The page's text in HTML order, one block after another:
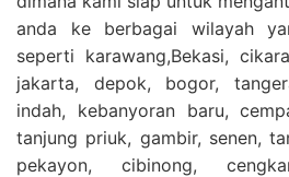
anda ke berbagai wilayah
seperti karawang,Bekasi,
jakarta, depok, bogor,
indah, kebanyoran baru,
tanjung priuk, gambir, senen,
pekayon, cibinong,